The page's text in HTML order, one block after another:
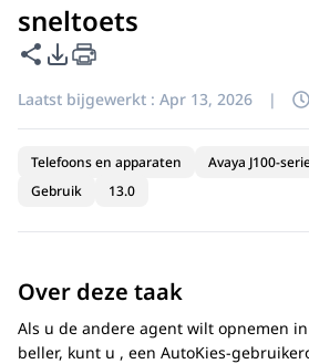
sneltoets
Deze pagina delen
Opties voor PDF exporteren
Laatst bijgewerkt : Apr 13, 2026 |
Telefoons en apparaten
Avaya J100-
Gebruik
13.0
Over deze taak
Als u de andere agent wilt opnemen
beller, kunt u , een AutoKies-